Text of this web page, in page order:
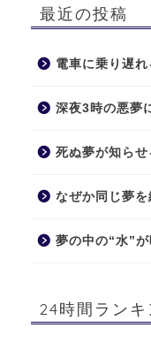
最近の投稿
電車に乗り遅
深夜3時の悪夢
死ぬ夢が知らせ
なぜか同じ夢
夢の中の“水”
24時間ランキ